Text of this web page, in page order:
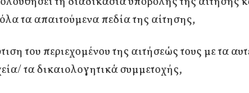
τα απαιτούμενα πεδία της αίτησης,
του περιεχομένου της αιτήσεώς τους με τα
τα δικαιολογητικά συμμετοχής,